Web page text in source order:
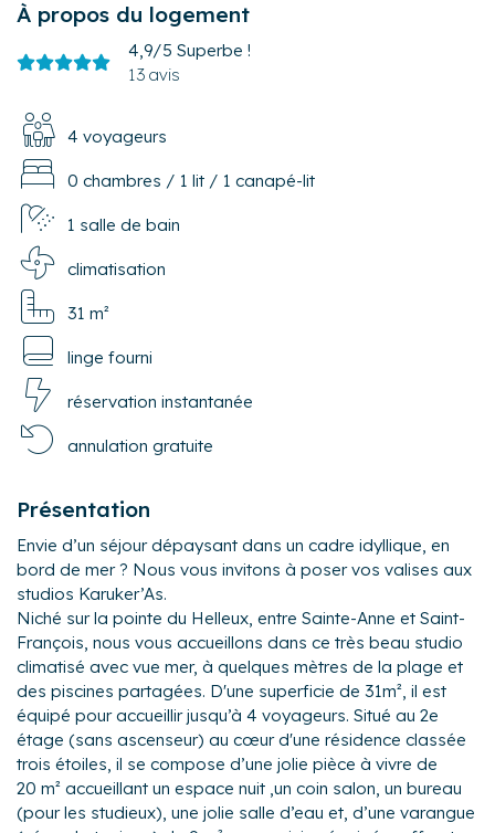
À propos du logement
4,9/5 Superbe !
13 avis
4 voyageurs
0 chambres / 1 lit / 1 canapé-lit
1 salle de bain
climatisation
31 m²
linge fourni
réservation instantanée
annulation gratuite
Présentation
Envie d’un séjour dépaysant dans un cadre idyllique, en
bord de mer ? Nous vous invitons à poser vos valises aux
studios Karuker’As.
Niché sur la pointe du Helleux, entre Sainte-Anne et Saint-
François, nous vous accueillons dans ce très beau studio
climatisé avec vue mer, à quelques mètres de la plage et
des piscines partagées. D'une superficie de 31m², il est
équipé pour accueillir jusqu’à 4 voyageurs. Situé au 2e
étage (sans ascenseur) au cœur d'une résidence classée
trois étoiles, il se compose d’une jolie pièce à vivre de
20 m² accueillant un espace nuit ,un coin salon, un bureau
(pour les studieux), une jolie salle d’eau et, d’une varangue